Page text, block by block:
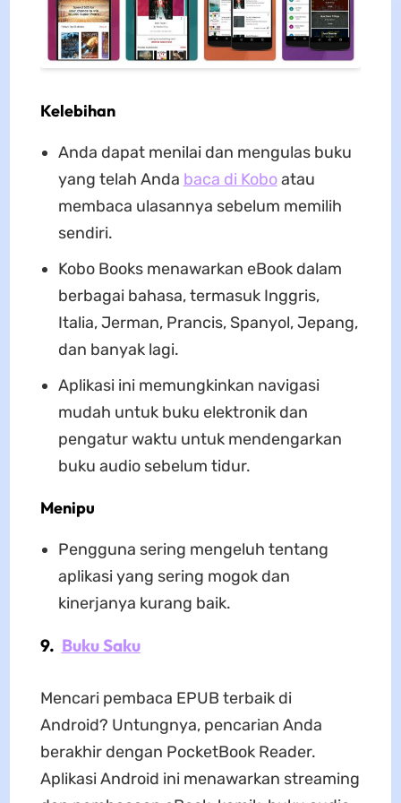
Kelebihan
Anda dapat menilai dan mengulas buku
yang telah Anda baca di Koboatau
membaca ulasannya sebelum memilih
sendiri.
Kobo Books menawarkan eBook dalam
berbagai bahasa, termasuk Inggris,
Italia, Jerman, Prancis, Spanyol, Jepang,
dan banyak lagi.
Aplikasi ini memungkinkan navigasi
mudah untuk buku elektronik dan
pengatur waktu untuk mendengarkan
buku audio sebelum tidur.
Menipu
Pengguna sering mengeluh tentang
aplikasi yang sering mogok dan
kinerjanya kurang baik.
9. Buku Saku
Mencari pembaca EPUB terbaik di
Android? Untungnya, pencarian Anda
berakhir dengan PocketBook Reader.
Aplikasi Android ini menawarkan streaming